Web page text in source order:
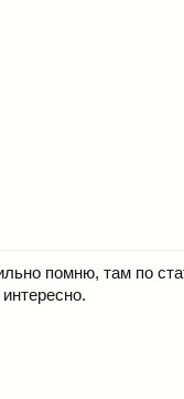
помню, там по